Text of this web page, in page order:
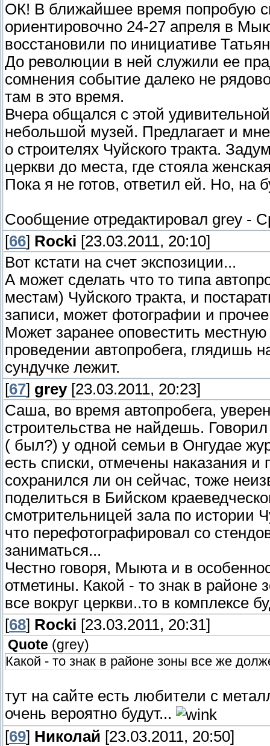
ОК! В ближайшее время попробую
ориентировочно 24-27 апреля в
восстановили по инициативе
До революции в ней служили ее
сомнения событие далеко не
там в это время.
Вчера общался с этой
небольшой музей. Предлагает и
о строителях Чуйского тракта.
церкви до места, где стояла
Пока я не готов, ответил ей. Но, на
Сообщение отредактировал grey -
[66] Rocki [23.03.2011, 20:10]
Вот кстати на счет экспозиции...
А может сделать что то типа
местам) Чуйского тракта, и
записи, может фотографии и
Может заранее оповестить
проведении автопробега, глядишь
сундучке лежит.
[67] grey[23.03.2011, 20:23]
Саша, во время автопробега,
строительства не найдешь.
( был?) у одной семьи в Онгудае
есть списки, отмечены наказания
сохранился ли он сейчас, тоже
поделиться в Бийском
смотрительницей зала по истории
что перефотографировал со
заниматься...
Честно говоря, Мыюта и в
отметины. Какой - то знак в
все вокруг церкви..то в комплексе
[68] Rocki [23.03.2011, 20:31]
Quote (grey)
Какой - то знак в районе зоны все же
тут на сайте есть любители с
очень вероятно будут...
[69] Николай [23.03.2011, 20:50]